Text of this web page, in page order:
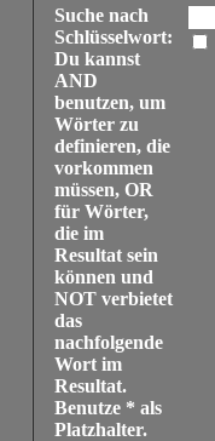
Suche nach
Schlüsselwort:
Du kannst
AND
benutzen, um
Wörter zu
definieren, die
vorkommen
müssen, OR
für Wörter,
die im
Resultat sein
können und
NOT verbietet
das
nachfolgende
Wort im
Resultat.
Benutze * als
Platzhalter.